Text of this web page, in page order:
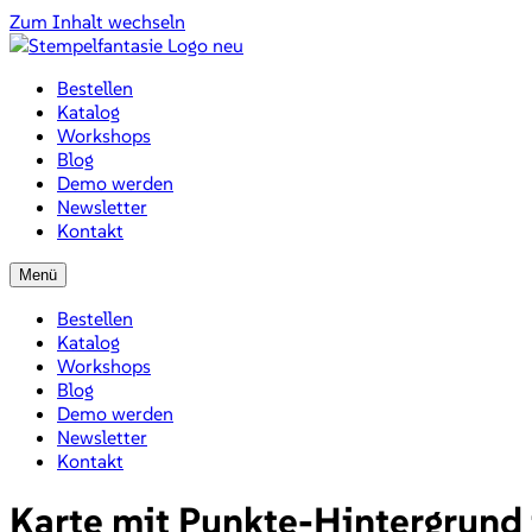
Zum Inhalt wechseln
Bestellen
Katalog
Workshops
Blog
Demo werden
Newsletter
Kontakt
Menü
Bestellen
Katalog
Workshops
Blog
Demo werden
Newsletter
Kontakt
Karte mit Punkte-Hintergrund